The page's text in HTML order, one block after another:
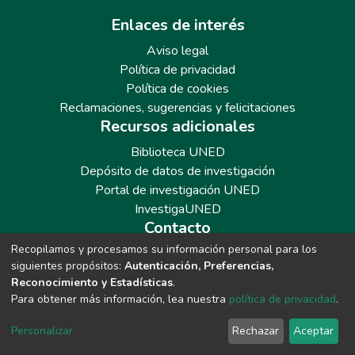
Enlaces de interés
Aviso legal
Política de privacidad
Política de cookies
Reclamaciones, sugerencias y felicitaciones
Recursos adicionales
Biblioteca UNED
Depósito de datos de investigación
Portal de investigación UNED
InvestigaUNED
Contacto
Teléfono: 913986562 / 6643 / 6633 / 8766
Correo: repositoriobiblioteca@adm.uned.es
Recopilamos y procesamos su información personal para los
siguientes propósitos: Autenticación, Preferencias,
Reconocimiento y Estadísticas.
Para obtener más información, lea nuestra política de privacidad.
Personalizar Rechazar Aceptar